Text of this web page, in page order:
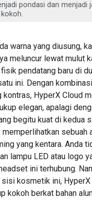
pondasi dan menjadi
warna yang diusung,
meluncur lewat mulut
pendatang baru di
ini. Dengan
kontras, HyperX Cloud
elegan, apalagi
begitu kuat di kedua
memperlihatkan sebuah
yang kentara. Anda
lampu LED atau logo
ini terhubung.
kosmetik ini, HyperX
kokoh berkat bahan